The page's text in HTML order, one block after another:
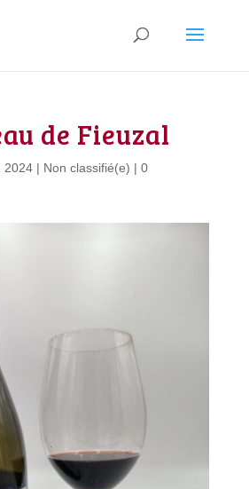
de Fieuzal
2024| Non classifié(e) | 0